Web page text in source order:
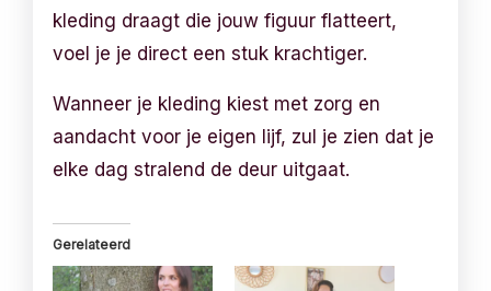
kleding draagt die jouw figuur flatteert,
voel je je direct een stuk krachtiger.
Wanneer je kleding kiest met zorg en
aandacht voor je eigen lijf, zul je zien dat je
elke dag stralend de deur uitgaat.
Gerelateerd